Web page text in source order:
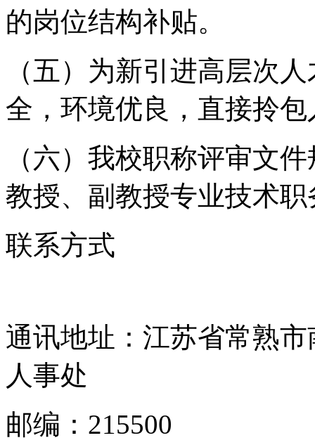
的岗位结构补贴。
（五）为新引进高层次
全，环境优良，直接拎
（六）我校职称评审文
教授、副教授专业技术职
联系方式
通讯地址：江苏省常熟
人事处
邮编：215500